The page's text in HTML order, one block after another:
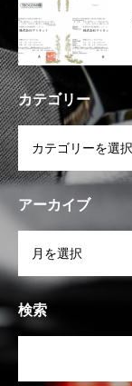
カテゴリー
アーカイブ
検索